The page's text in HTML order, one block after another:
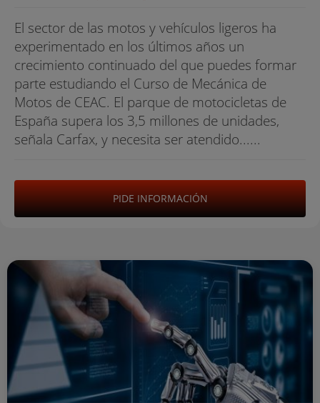
El sector de las motos y vehículos ligeros ha
experimentado en los últimos años un
crecimiento continuado del que puedes formar
parte estudiando el Curso de Mecánica de
Motos de CEAC. El parque de motocicletas de
España supera los 3,5 millones de unidades,
señala Carfax, y necesita ser atendido......
PIDE INFORMACIÓN